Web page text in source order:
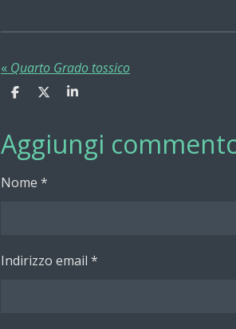
« Quarto Grado tossico
C
i
v
d
C
d
i
v
d
C
i
Aggiungi
Nome *
Indirizzo email *